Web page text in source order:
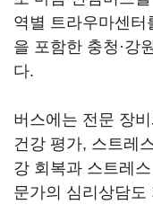
역별 트라우마센터
을 포함한 충청·강
다.
버스에는 전문 장
건강 평가, 스트레
강 회복과 스트레
문가의 심리상담도